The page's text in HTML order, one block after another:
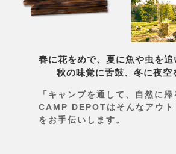
春に花をめで、夏に魚や虫を追
秋の味覚に舌鼓、冬に夜空
「キャンプを通して、自然に帰
CAMP DEPOTはそんなアウト
をお手伝いします。